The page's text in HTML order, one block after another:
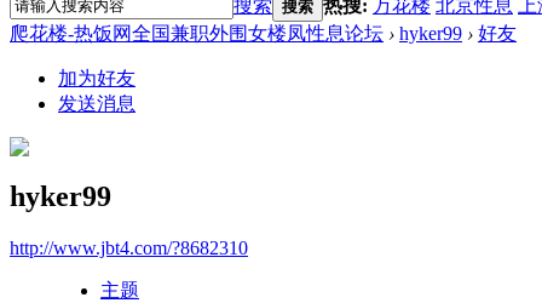
搜索 搜索 热搜: 万花楼 北京性息
爬花楼-热饭网全国兼职外围女楼凤性息论坛 › hyker99 › 好友
加为好友
发送消息
hyker99
http://www.jbt4.com/?8682310
主题